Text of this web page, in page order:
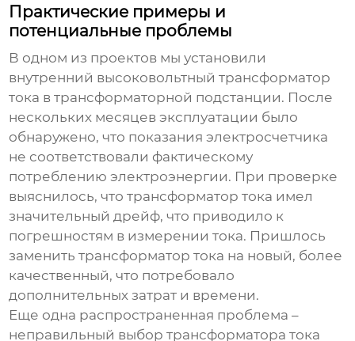
Практические примеры и
потенциальные проблемы
В одном из проектов мы установили
внутренний высоковольтный трансформатор
тока в трансформаторной подстанции. После
нескольких месяцев эксплуатации было
обнаружено, что показания электросчетчика
не соответствовали фактическому
потреблению электроэнергии. При проверке
выяснилось, что трансформатор тока имел
значительный дрейф, что приводило к
погрешностям в измерении тока. Пришлось
заменить трансформатор тока на новый, более
качественный, что потребовало
дополнительных затрат и времени.
Еще одна распространенная проблема –
неправильный выбор трансформатора тока